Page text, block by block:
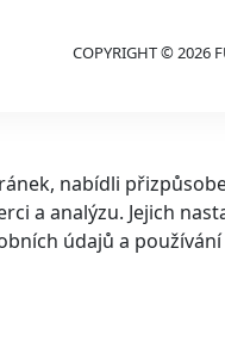
COPYRIGHT © 2026
nabídli
a analýzu. Jejich
údajů a